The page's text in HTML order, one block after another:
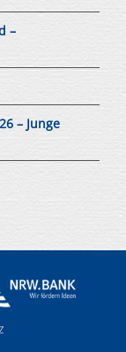
–
– Junge